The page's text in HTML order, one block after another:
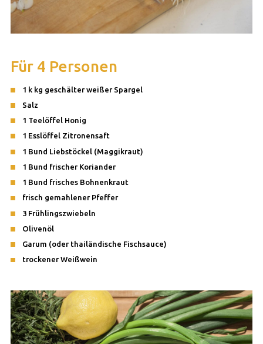
Für 4 Personen
1 k kg geschälter weißer Spargel
Salz
1 Teelöffel Honig
1 Esslöffel Zitronensaft
1 Bund Liebstöckel (Maggikraut)
1 Bund frischer Koriander
1 Bund frisches Bohnenkraut
frisch gemahlener Pfeffer
3 Frühlingszwiebeln
Olivenöl
Garum (oder thailändische Fischsauce)
trockener Weißwein